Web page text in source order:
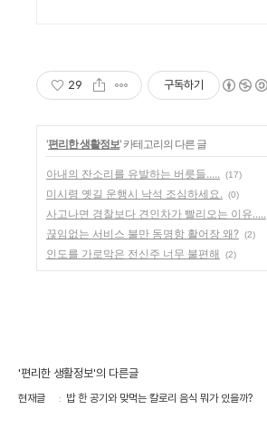
29 구독하기
'편리한 생활정보' 카테고리의 다른 글
아내의 잔소리를 유발하는 버릇들..... (17)
미시령 옛길 운행시 낙석 조심하세요. (0)
사고나면 경찰보다 견인차가 빨리오는 이유.....
끊임없는 서비스 불만 동명항 활어장 왜? (2)
인도를 가로막은 전신주 너무 불편해 (2)
'편리한 생활정보'의 다른글
현재글 밥 한 공기와 맞먹는 칼로리 음식 뭐가 있을까?